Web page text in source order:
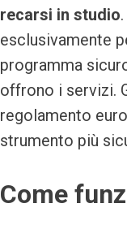
recarsi in studio
esclusivamente
programma
offrono i servizi.
regolamento
strumento più
Come